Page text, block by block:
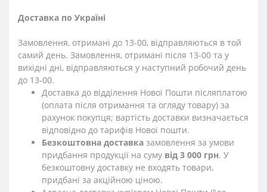
Доставка по Україні
Замовлення, отримані до 13-00, відправляються в той
самий день. Замовлення, отримані після 13-00 та у
вихідні дні, відправляються у наступний робочий день
до 13-00.
Доставка до відділення Нової Пошти післяплатою
(оплата після отримання та огляду товару) за
рахунок покупця; вартість доставки визначається
відповідно до тарифів Нової пошти.
Безкоштовна доставка замовлення за умови
придбання продукції на суму від 3 000 грн. У
безкоштовну доставку не входять товари,
придбані за акційною ціною.